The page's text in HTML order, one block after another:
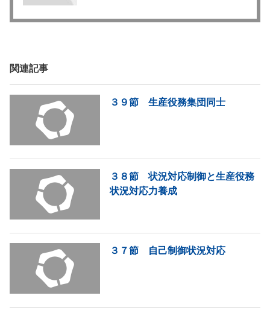
関連記事
３９節 生産役務集団同士
３８節 状況対応制御と生産役務
状況対応力養成
３７節 自己制御状況対応